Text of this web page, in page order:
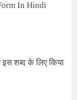
In Hindi
शब्द के लिए किया